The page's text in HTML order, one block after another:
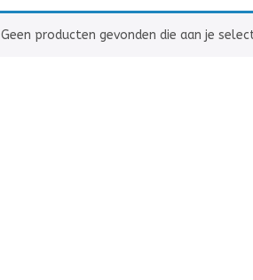
Geen producten gevonden die aan je